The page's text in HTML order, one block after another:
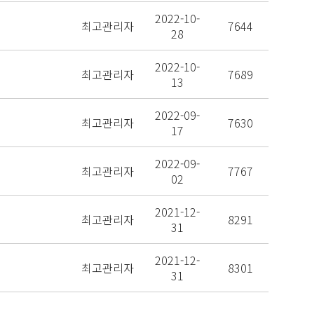
최고관리자
2022-10-
28
7644
최고관리자
2022-10-
13
7689
최고관리자
2022-09-
17
7630
최고관리자
2022-09-
02
7767
최고관리자
2021-12-
31
8291
최고관리자
2021-12-
31
8301